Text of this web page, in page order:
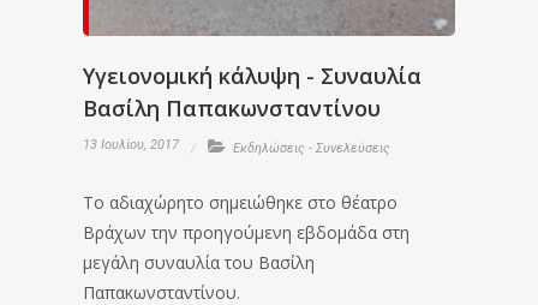
Υγειονομική κάλυψη - Συναυλία
Βασίλη Παπακωνσταντίνου
13 Ιουλίου, 2017 Εκδηλώσεις - Συνελεύσεις
Το αδιαχώρητο σημειώθηκε στο θέατρο
Βράχων την προηγούμενη εβδομάδα στη
μεγάλη συναυλία του Βασίλη
Παπακωνσταντίνου.